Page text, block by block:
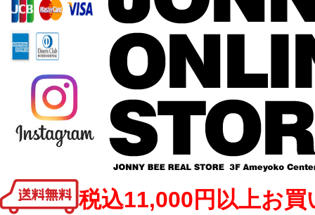
税込11,000円以上お